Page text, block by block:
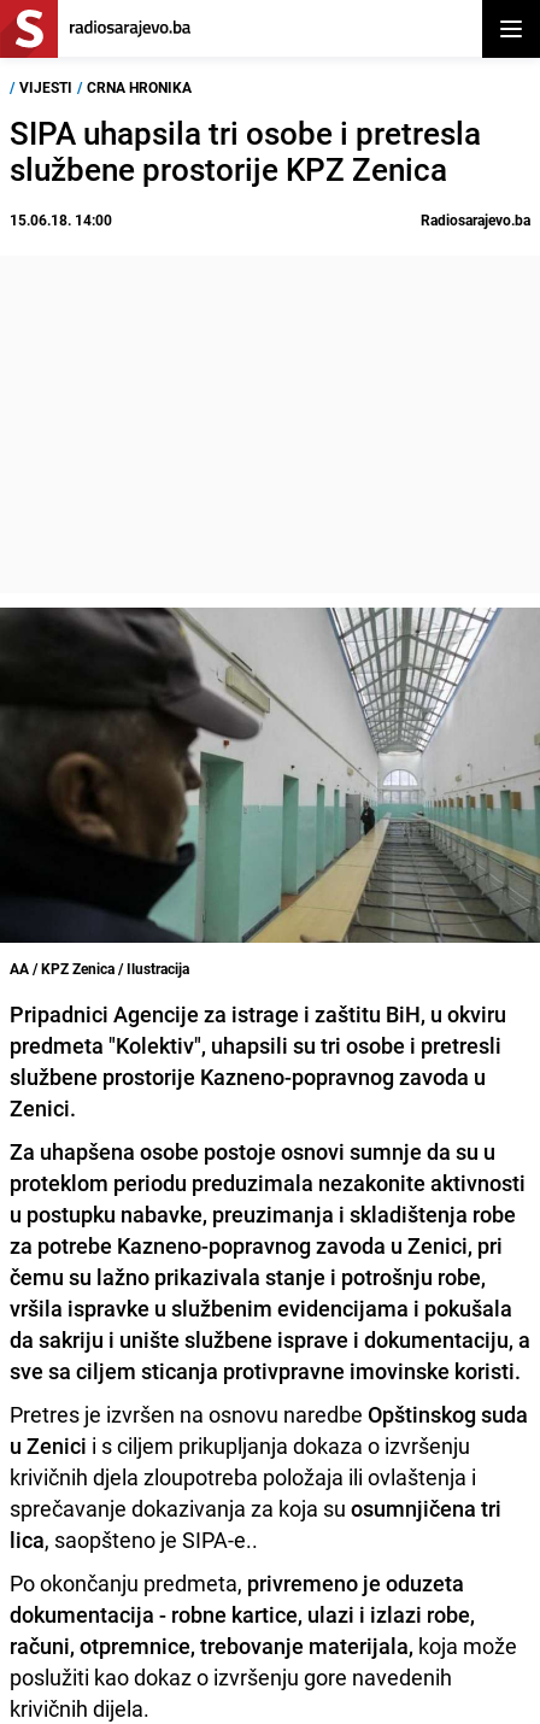
/ VIJESTI / CRNA HRONIKA
SIPA uhapsila tri osobe i pretresla
službene prostorije KPZ Zenica
15.06.18. 14:00 Radiosarajevo.ba
AA / KPZ Zenica / Ilustracija
Pripadnici Agencije za istrage i zaštitu BiH, u okviru
predmeta "Kolektiv", uhapsili su tri osobe i pretresli
službene prostorije Kazneno-popravnog zavoda u
Zenici.
Za uhapšena osobe postoje osnovi sumnje da su u
proteklom periodu preduzimala nezakonite aktivnosti
u postupku nabavke, preuzimanja i skladištenja robe
za potrebe Kazneno-popravnog zavoda u Zenici, pri
čemu su lažno prikazivala stanje i potrošnju robe,
vršila ispravke u službenim evidencijama i pokušala
da sakriju i unište službene isprave i dokumentaciju, a
sve sa ciljem sticanja protivpravne imovinske koristi.
Pretres je izvršen na osnovu naredbe Opštinskog suda
u Zenici i s ciljem prikupljanja dokaza o izvršenju
krivičnih djela zloupotreba položaja ili ovlaštenja i
sprečavanje dokazivanja za koja su osumnjičena tri
lica, saopšteno je SIPA-e..
Po okončanju predmeta, privremeno je oduzeta
dokumentacija - robne kartice, ulazi i izlazi robe,
računi, otpremnice, trebovanje materijala, koja može
poslužiti kao dokaz o izvršenju gore navedenih
krivičnih dijela.